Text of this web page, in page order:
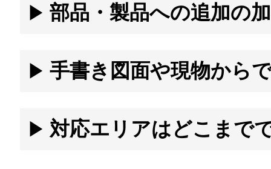
部品・製品への追加の
手書き図面や現物から
対応エリアはどこまで